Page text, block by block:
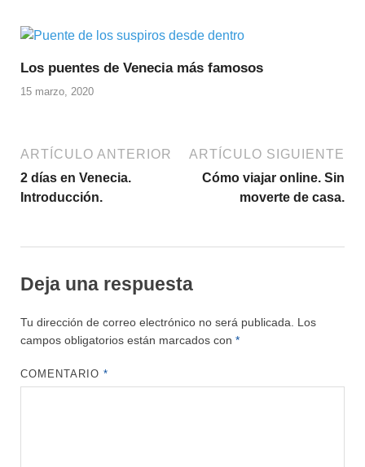
Los puentes de Venecia más famosos
15 marzo, 2020
ARTÍCULO ANTERIOR
2 días en Venecia.
Introducción.
ARTÍCULO SIGUIENTE
Cómo viajar online. Sin
moverte de casa.
Deja una respuesta
Tu dirección de correo electrónico no será publicada.
Los
campos obligatorios están marcados con *
COMENTARIO*